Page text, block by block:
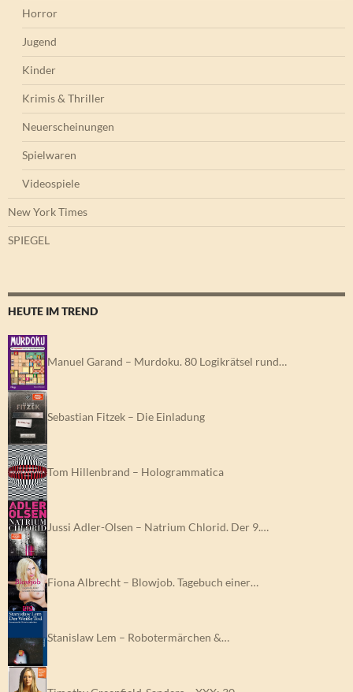
Horror
Jugend
Kinder
Krimis & Thriller
Neuerscheinungen
Spielwaren
Videospiele
New York Times
SPIEGEL
HEUTE IM TREND
Manuel Garand – Murdoku. 80 Logikrätsel rund…
Sebastian Fitzek – Die Einladung
Tom Hillenbrand – Hologrammatica
Jussi Adler-Olsen – Natrium Chlorid. Der 9.…
Fiona Albrecht – Blowjob. Tagebuch einer…
Stanislaw Lem – Robotermärchen &…